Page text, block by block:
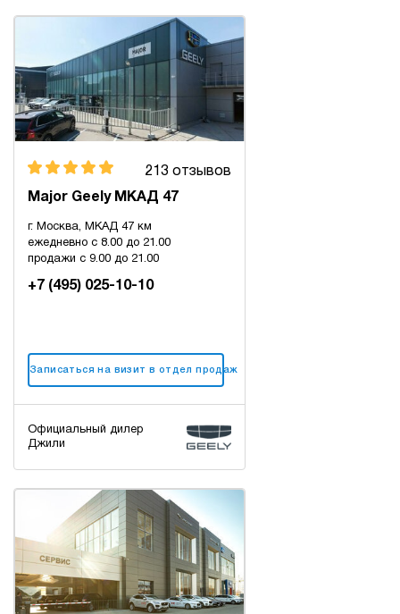
213 отзывов
Major Geely МКАД 47
г. Москва, МКАД 47 км
ежедневно с 8.00 до 21.00
продажи с 9.00 до 21.00
+7 (495) 025-10-10
Записаться на визит в отдел продаж
Официальный дилер
Джили